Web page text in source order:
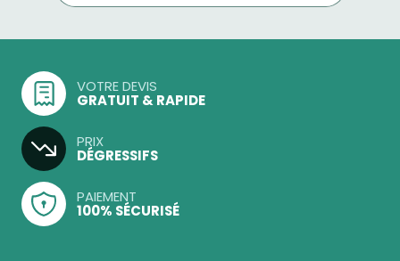
VOTRE DEVIS
GRATUIT & RAPIDE
PRIX
DÉGRESSIFS
PAIEMENT
100% SÉCURISÉ